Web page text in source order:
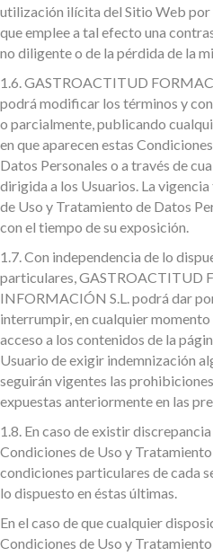
utilización ilícita del Sitio Web
que emplee a tal efecto una
no diligente o de la pérdida de la
1.6. GASTROACTITUD
podrá modificar los términos y
o parcialmente, publicando
en que aparecen estas
Datos Personales o a través de
dirigida a los Usuarios. La
de Uso y Tratamiento de Datos
con el tiempo de su exposición.
1.7. Con independencia de lo
particulares, GASTROACTITUD
INFORMACIÓN S.L. podrá dar
interrumpir, en cualquier
acceso a los contenidos de la
Usuario de exigir indemnización
seguirán vigentes las
expuestas anteriormente en las
1.8. En caso de existir
Condiciones de Uso y
condiciones particulares de cada
lo dispuesto en éstas últimas.
En el caso de que cualquier
Condiciones de Uso y